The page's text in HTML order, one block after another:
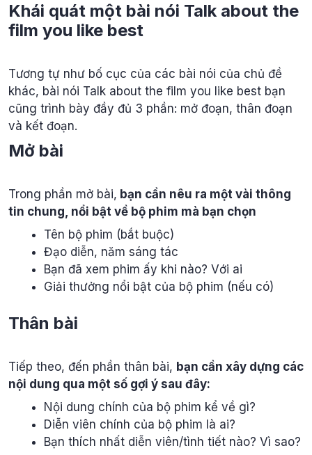
Khái quát một bài nói Talk about the
film you like best
Tương tự như bố cục của các bài nói của chủ đề
khác, bài nói Talk about the film you like best bạn
cũng trình bày đầy đủ 3 phần: mở đoạn, thân đoạn
và kết đoạn.
Mở bài
Trong phần mở bài, bạn cần nêu ra một vài thông
tin chung, nổi bật về bộ phim mà bạn chọn
Tên bộ phim (bắt buộc)
Đạo diễn, năm sáng tác
Bạn đã xem phim ấy khi nào? Với ai
Giải thưởng nổi bật của bộ phim (nếu có)
Thân bài
Tiếp theo, đến phần thân bài, bạn cần xây dựng các
nội dung qua một số gợi ý sau đây:
Nội dung chính của bộ phim kể về gì?
Diễn viên chính của bộ phim là ai?
Bạn thích nhất diễn viên/tình tiết nào? Vì sao?